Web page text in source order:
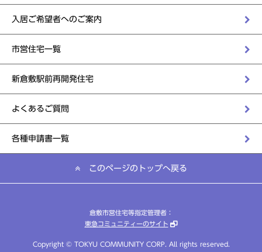
入居ご希望者へのご案内
市営住宅一覧
新倉敷駅前再開発住宅
よくあるご質問
各種申請書一覧
このページのトップへ戻る
倉敷市営住宅等指定管理者：
東急コミュニティーのサイト
Copyright © TOKYU COMMUNITY CORP. All rights reserved.